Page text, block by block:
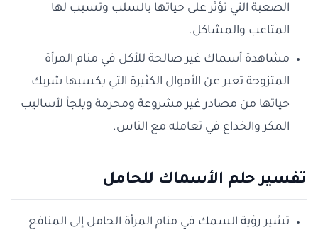
الصعبة التي تؤثر على حياتها بالسلب وتسبب لها
المتاعب والمشاكل.
مشاهدة أسماك غير صالحة للأكل في منام المرأة
المتزوجة تعبر عن الأموال الكثيرة التي يكسبها شريك
حياتها من مصادر غير مشروعة ومحرمة ويلجأ لأساليب
المكر والخداع في تعامله مع الناس.
تفسير حلم الأسماك للحامل
تشير رؤية السمك في منام المرأة الحامل إلى المنافع